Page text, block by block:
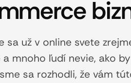
sa už v online svete
a mnoho ľudí nevie, ako
sa rozhodli, že vám